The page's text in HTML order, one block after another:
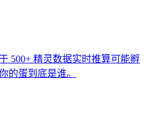
500+ 精灵数据实时推算可能孵
的蛋到底是谁。